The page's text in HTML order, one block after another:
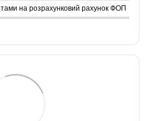
на розрахунковий рахунок ФОП